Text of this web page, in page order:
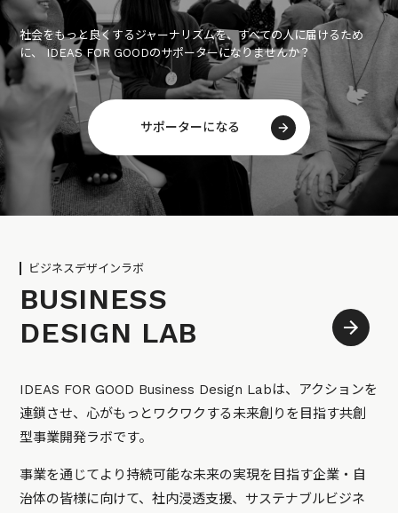
社会をもっと良くするジャーナリズムを、すべての人に届けるため
に、 IDEAS FOR GOODのサポーターになりませんか？
サポーターになる
ビジネスデザインラボ
BUSINESS
DESIGN LAB
IDEAS FOR GOOD Business Design Labは、アクションを
連鎖させ、心がもっとワクワクする未来創りを目指す共創
型事業開発ラボです。
事業を通じてより持続可能な未来の実現を目指す企業・自
治体の皆様に向けて、社内浸透支援、サステナブルビジネ